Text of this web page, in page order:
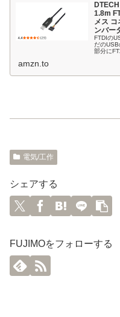
1.8m
メス
ンバー
FTDIの
だの
部分に
amzn.to
電気/工作
シェアする
FUJIMOをフォローする